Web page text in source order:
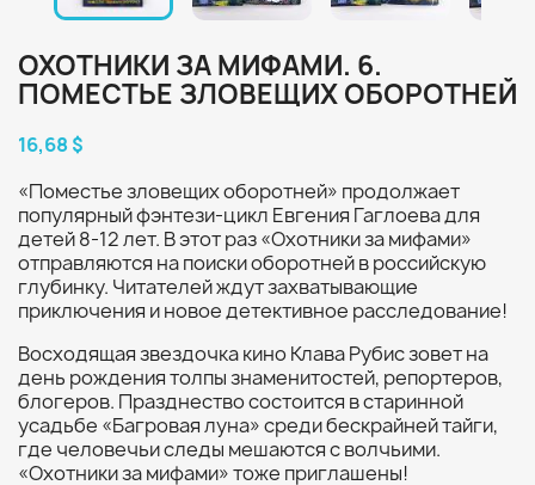
ОХОТНИКИ ЗА МИФАМИ. 6.
ПОМЕСТЬЕ ЗЛОВЕЩИХ ОБОРОТНЕЙ
16,68 $
«Поместье зловещих оборотней» продолжает
популярный фэнтези-цикл Евгения Гаглоева для
детей 8-12 лет. В этот раз «Охотники за мифами»
отправляются на поиски оборотней в российскую
глубинку. Читателей ждут захватывающие
приключения и новое детективное расследование!
Восходящая звездочка кино Клава Рубис зовет на
день рождения толпы знаменитостей, репортеров,
блогеров. Празднество состоится в старинной
усадьбе «Багровая луна» среди бескрайней тайги,
где человечьи следы мешаются с волчьими.
«Охотники за мифами» тоже приглашены!